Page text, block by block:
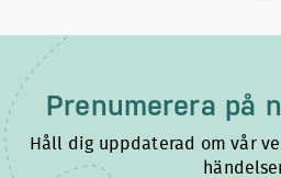
Prenumerera på
Håll dig uppdaterad om vår